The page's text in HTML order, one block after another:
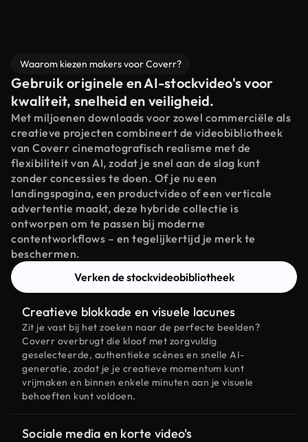
Waarom kiezen makers voor Coverr?
Gebruik originele en AI-stockvideo's voor
kwaliteit, snelheid en veiligheid.
Met miljoenen downloads voor zowel commerciële als
creatieve projecten combineert de videobibliotheek
van Coverr cinematografisch realisme met de
flexibiliteit van AI, zodat je snel aan de slag kunt
zonder concessies te doen. Of je nu een
landingspagina, een productvideo of een verticale
advertentie maakt, deze hybride collectie is
ontworpen om te passen bij moderne
contentworkflows – en tegelijkertijd je merk te
beschermen.
Verken de stockvideobibliotheek
Creatieve blokkade en visuele lacunes
Zit je vast bij het zoeken naar de perfecte beelden?
Coverr overbrugt die kloof met zorgvuldig
geselecteerde, authentieke scènes en snelle AI-
generatie, zodat je je creatieve momentum kunt
vrijmaken en binnen enkele minuten aan je visuele
behoeften kunt voldoen.
Sociale media en korte video's